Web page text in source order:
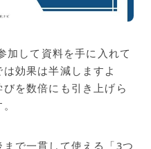
加して資料を手に入れて
効果は半減しますよ
を数倍にも引き上げら
で一貫して使える「3つ